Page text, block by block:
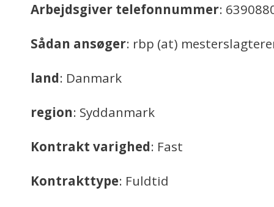
Arbejdsgiver telefonnummer:
Sådan ansøger: rbp (at)
land: Danmark
region: Syddanmark
Kontrakt varighed: Fast
Kontrakttype: Fuldtid